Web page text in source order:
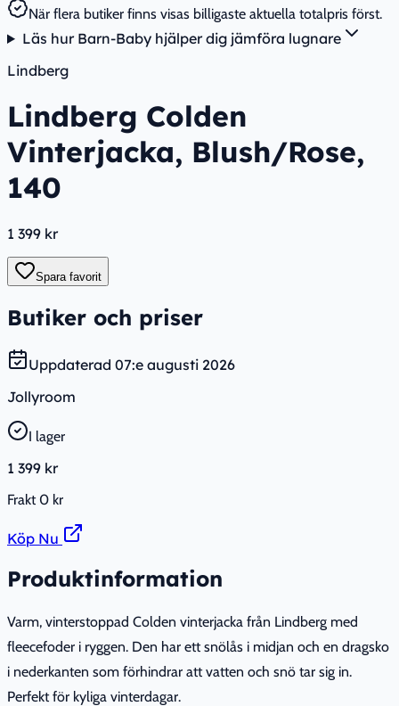
När flera butiker finns visas billigaste aktuella totalpris först.
Läs hur Barn-Baby hjälper dig jämföra lugnare
Lindberg
Lindberg Colden
Vinterjacka, Blush/Rose,
140
1 399 kr
Spara favorit
Butiker och priser
Uppdaterad 07:e augusti 2026
Jollyroom
I lager
1 399 kr
Frakt0 kr
Köp Nu
Produktinformation
Varm, vinterstoppad Colden vinterjacka från Lindberg med
fleecefoder i ryggen. Den har ett snölås i midjan och en dragsko
i nederkanten som förhindrar att vatten och snö tar sig in.
Perfekt för kyliga vinterdagar.